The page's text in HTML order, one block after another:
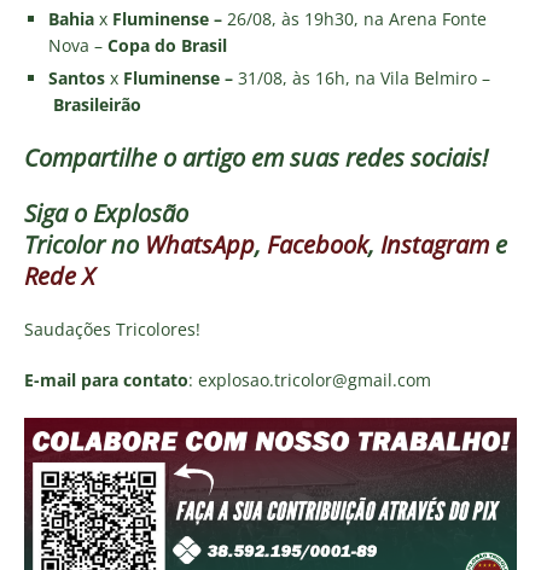
Bahia x Fluminense – 26/08, às 19h30, na Arena Fonte
Nova – Copa do Brasil
Santos x Fluminense – 31/08, às 16h, na Vila Belmiro –
Brasileirão
Compartilhe o artigo em suas redes sociais!
Siga oExplosão
Tricolorno WhatsApp, Facebook, Instagram e
Rede X
Saudações Tricolores!
E-mail para contato: explosao.tricolor@gmail.com